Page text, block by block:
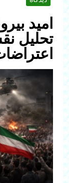
امید
تحلیل